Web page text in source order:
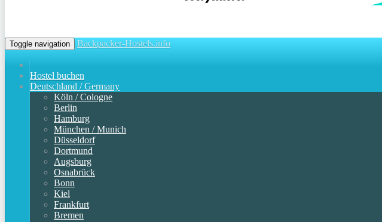
Toggle navigation Backpacker-Hostels.info
Hostel buchen
Deutschland / Germany
Köln / Cologne
Berlin
Hamburg
München / Munich
Düsseldorf
Dortmund
Augsburg
Osnabrück
Bonn
Kiel
Frankfurt
Bremen